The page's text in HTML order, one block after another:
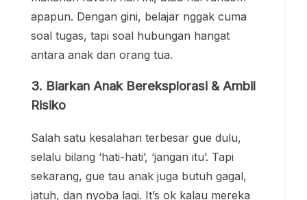
apapun. Dengan gini, belajar nggak cuma
soal tugas, tapi soal hubungan hangat
antara anak dan orang tua.
3. Biarkan Anak Bereksplorasi & Ambil
Risiko
Salah satu kesalahan terbesar gue dulu,
selalu bilang ‘hati-hati’, ‘jangan itu’. Tapi
sekarang, gue tau anak juga butuh gagal,
jatuh, dan nyoba lagi. It’s ok kalau mereka